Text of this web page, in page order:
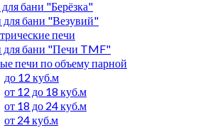
бани "Берёзка"
бани "Везувий"
печи
для бани "Печи TMF"
печи по объему парной
до 12 куб.м
от 12 до 18 куб.м
от 18 до 24 куб.м
от 24 куб.м